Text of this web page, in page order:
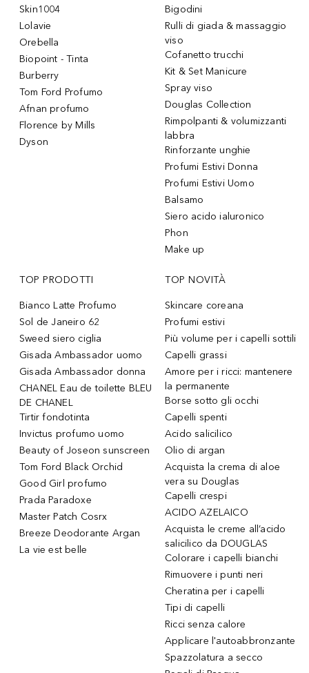
Skin1004
Lolavie
Orebella
Biopoint - Tinta
Burberry
Tom Ford Profumo
Afnan profumo
Florence by Mills
Dyson
Bigodini
Rulli di giada & massaggio
viso
Cofanetto trucchi
Kit & Set Manicure
Spray viso
Douglas Collection
Rimpolpanti & volumizzanti
labbra
Rinforzante unghie
Profumi Estivi Donna
Profumi Estivi Uomo
Balsamo
Siero acido ialuronico
Phon
Make up
TOP PRODOTTI
Bianco Latte Profumo
Sol de Janeiro 62
Sweed siero ciglia
Gisada Ambassador uomo
Gisada Ambassador donna
CHANEL Eau de toilette BLEU
DE CHANEL
Tirtir fondotinta
Invictus profumo uomo
Beauty of Joseon sunscreen
Tom Ford Black Orchid
Good Girl profumo
Prada Paradoxe
Master Patch Cosrx
Breeze Deodorante Argan
La vie est belle
TOP NOVITÀ
Skincare coreana
Profumi estivi
Più volume per i capelli sottili
Capelli grassi
Amore per i ricci: mantenere
la permanente
Borse sotto gli occhi
Capelli spenti
Acido salicilico
Olio di argan
Acquista la crema di aloe
vera su Douglas
Capelli crespi
ACIDO AZELAICO
Acquista le creme all’acido
salicilico da DOUGLAS
Colorare i capelli bianchi
Rimuovere i punti neri
Cheratina per i capelli
Tipi di capelli
Ricci senza calore
Applicare l'autoabbronzante
Spazzolatura a secco